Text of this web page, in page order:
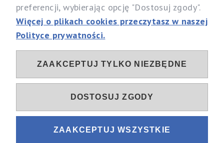
woj. mazowieckie
Telefon:537 111 212, 731 603 303
Email:info@alergia-dom.pl
Sociale
preferencji, wybierając opcję "Dostosuj zgody".
Więcej o plikach cookies przeczytasz w naszej
Polityce prywatności.
ZAAKCEPTUJ TYLKO NIEZBĘDNE
DOSTOSUJ ZGODY
ZAAKCEPTUJ WSZYSTKIE